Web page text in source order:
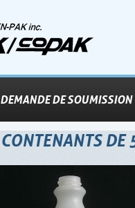
DEMANDE DE SOUMISSION
CONTENANTS DE